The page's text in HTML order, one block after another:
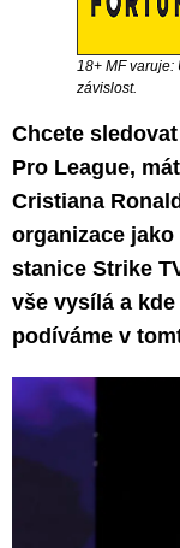
18+ MF varuje:
závislost.
Chcete
Pro League,
Cristiana
organizace
stanice Strike
vše vysílá a
podíváme v